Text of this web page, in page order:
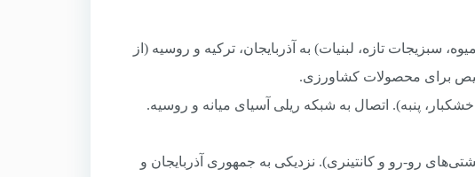
سبزیجات تازه، لبنیات) به آذربایجان، ترکیه و روسیه (از
برای محصولات کشاورزی.
پنبه). اتصال به شبکه ریلی آسیای میانه و روسیه.
رو-رو و کانتینری). نزدیکی به جمهوری آذربایجان و